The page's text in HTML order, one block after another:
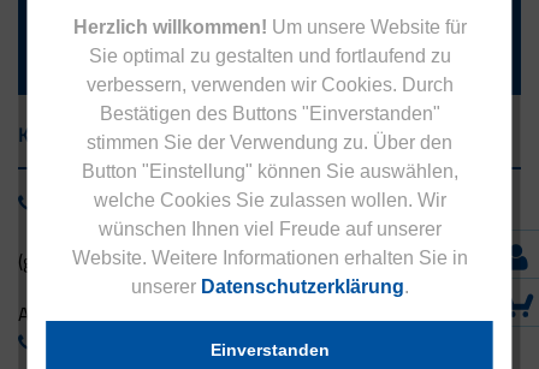
Herzlich willkommen! Um unsere Website für
Sie optimal zu gestalten und fortlaufend zu
verbessern, verwenden wir Cookies. Durch
Bestätigen des Buttons "Einverstanden"
stimmen Sie der Verwendung zu. Über den
Button "Einstellung" können Sie auswählen,
welche Cookies Sie zulassen wollen. Wir
wünschen Ihnen viel Freude auf unserer
Website. Weitere Informationen erhalten Sie in
unserer Datenschutzerklärung.
Einverstanden
und verpassen Sie keine Neuigkeiten aus dem Eucell Shop.
Die Abmeldung ist jederzeit möglich.
Kontakt
0800 - 1 38 23 55
(gebührenfrei aus Deutschland)
Ausland: